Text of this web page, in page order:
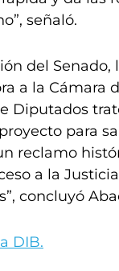
señaló.
del Senado,
a la Cámara
Diputados
para
reclamo
a la
concluyó
DIB.